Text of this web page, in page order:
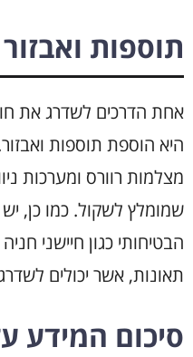
תוספות
אחת הדרכים לשדרג את
היא הוספת תוספות
מצלמות רוורס ומערכות
שמומלץ לשקול. כמו כן,
הבטיחותי כגון חיישני
תאונות, אשר יכולים
סיכום המידע